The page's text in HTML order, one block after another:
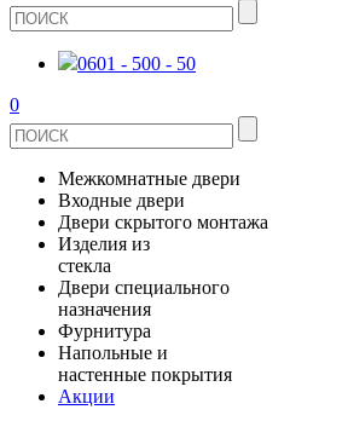
0601 - 500 - 50
0
Межкомнатные двери
ШПОНИРОВАНЫЕ
ЭКОШПОН
ЭМАЛЬ
ИЗ МАССИВА СОСНЫ
Входные двери
МЕТАЛЛИЧЕСКИЕ ДВЕРИ
В КВАРТИРУ
ДЛЯ ДОМА
Двери скрытого монтажа
СТЕКЛЯННЫЕ
ЗЕРКАЛЬНЫЕ
КЕРАМОГРАНИТ
Изделия из
стекла
ДВЕРИ
ДУШЕВЫЕ КАБИНЫ И ПЕРЕГОРОДКИ
Двери специального
назначения
ПРОТИВОПОЖАРНЫЕ
Фурнитура
ДВЕРНЫЕ РУЧКИ
Напольные и
настенные покрытия
Акции